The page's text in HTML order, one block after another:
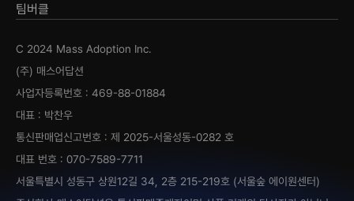
팀버클
C 2024 Mass Adoption Inc.
(주) 매스어답션
사업자등록번호 : 469-88-01884
대표 : 박찬우
통신판매업신고번호 : 제 2025-서울성동-0282 호
대표 번호 : 070-7589-7711
서울특별시 성동구 상원12길 34, 2층 215-219호 (서울숲 에이원센터)